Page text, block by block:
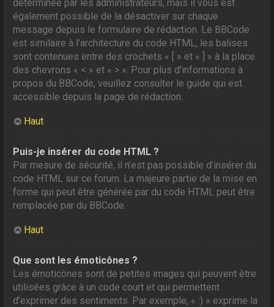
déterminée par les administrateurs, mais il vous est
également possible de la désactiver sur chaque
message depuis le formulaire de rédaction. Le BBCode
est similaire à l’architecture du code HTML, les balises
sont contenues entre des crochets « [ » et « ] » à la place
des chevrons « < » et « > ». Pour plus d’informations à
propos du BBCode, veuillez consulter le guide qui est
accessible depuis la page de rédaction.
Haut
Puis-je insérer du code HTML ?
Par mesure de sécurité, il n’est pas possible d’insérer du
code HTML sur ce forum. La majeure partie de la mise en
forme qui peut être générée par du code HTML peut être
remplacée par du BBCode.
Haut
Que sont les émoticônes ?
Les émoticônes sont de petites images qui peuvent être
utilisées grâce à un code court et qui permettent
d’exprimer des sentiments. Par exemple, « :) » exprime la